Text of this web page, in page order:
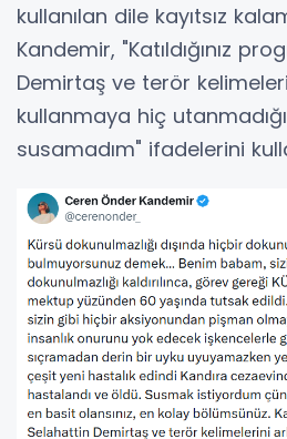
kullanılan dile kayıtsız
Kandemir, "Katıldığınız
Demirtaş ve terör
kullanmaya hiç
susamadım" ifadelerini